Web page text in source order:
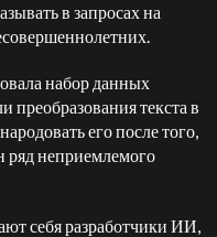
в запросах на
набор данных
преобразования текста в
его после того,
ряд неприемлемого
себя разработчики ИИ,